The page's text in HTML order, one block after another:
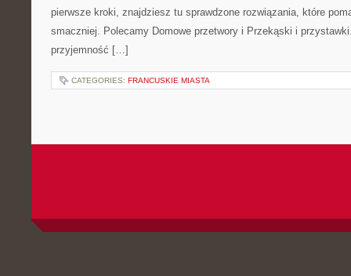
pierwsze kroki, znajdziesz tu sprawdzone rozwiązania, które
smaczniej. Polecamy Domowe przetwory i Przekąski i
przyjemność […]
CATEGORIES: FRANCUSKIE MIASTA